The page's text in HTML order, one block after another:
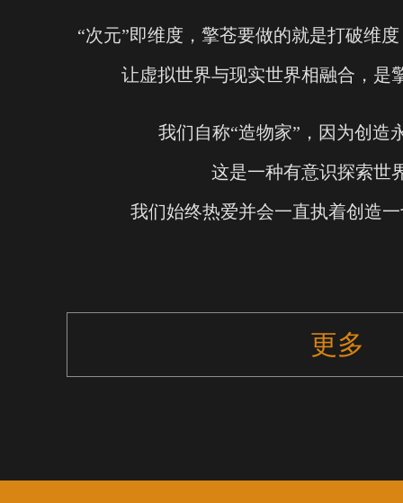
“次元”即维度，擎苍要做的就是打破维
让虚拟世界与现实世界相融合，是
我们自称“造物家”，因为创造
这是一种有意识探索世
我们始终热爱并会一直执着创造
更多